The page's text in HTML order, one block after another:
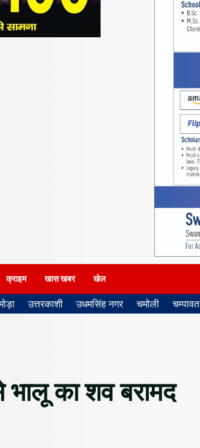
क्राइम खास खबर खेल
उत्तरकाशी उधमसिंह नगर चमोली चम्पावत
का शव बरामद